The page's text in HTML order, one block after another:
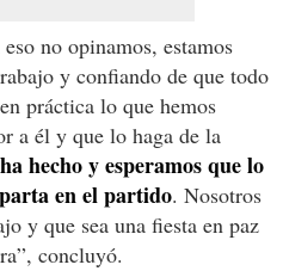
no opinamos, estamos
y confiando de que todo
práctica lo que hemos
a él y que lo haga de la
hecho y esperamos que lo
en el partido. Nosotros
y que sea una fiesta en paz
concluyó.